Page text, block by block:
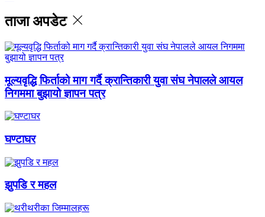
ताजा अपडेट
मूल्यवृद्धि फिर्ताको माग गर्दै क्रान्तिकारी युवा संघ नेपालले आयल
निगममा बुझायो ज्ञापन पत्र
घण्टाघर
झुपडि र महल